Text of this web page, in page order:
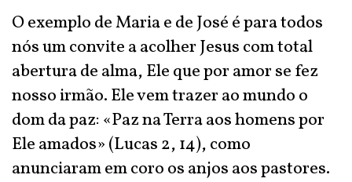
O exemplo de Maria e de José é para todos
nós um convite a acolher Jesus com total
abertura de alma, Ele que por amor se fez
nosso irmão. Ele vem trazer ao mundo o
dom da paz: «Paz na Terra aos homens por
Ele amados» (Lucas 2, 14), como
anunciaram em coro os anjos aos pastores.